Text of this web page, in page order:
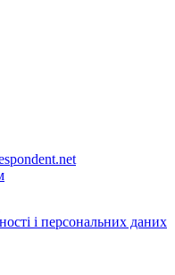
і персональних даних